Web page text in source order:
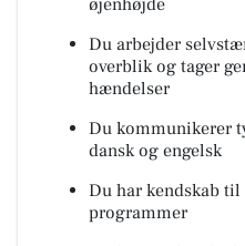
øjenhøjde
Du arbejder
overblik og tager
hændelser
Du kommunikerer
dansk og engelsk
Du har kendskab
programmer